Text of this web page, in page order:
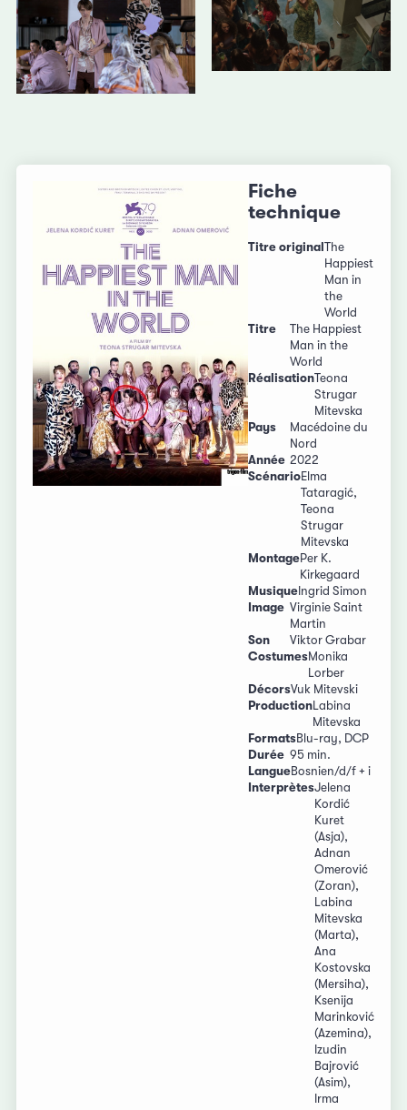
Fiche
technique
Titre original The
Happiest
Man in
the
World
Titre
The Happiest
Man in the
World
RéalisationTeona
Strugar
Mitevska
Pays
Macédoine du
Nord
Année 2022
ScénarioElma
Tataragić,
Teona
Strugar
Mitevska
MontagePer K.
Kirkegaard
Musique Ingrid Simon
Image Virginie Saint
Martin
Son
Viktor Grabar
CostumesMonika
Lorber
DécorsVuk Mitevski
Production Labina
Mitevska
FormatsBlu-ray, DCP
Durée 95 min.
LangueBosnien/d/f + i
InterprètesJelena
Kordić
Kuret
(Asja),
Adnan
Omerović
(Zoran),
Labina
Mitevska
(Marta),
Ana
Kostovska
(Mersiha),
Ksenija
Marinković
(Azemina),
Izudin
Bajrović
(Asim),
Irma